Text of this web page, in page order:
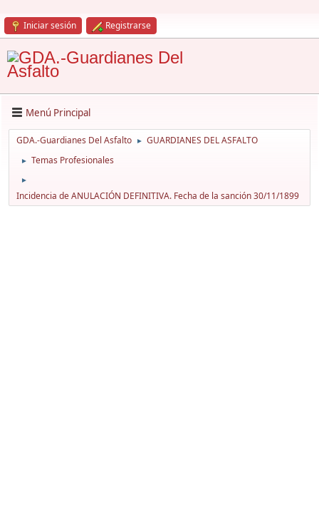
Iniciar sesión Registrarse
Menú Principal
GDA.-Guardianes Del Asfalto ► GUARDIANES DEL ASFALTO
► Temas Profesionales
►
Incidencia de ANULACIÓN DEFINITIVA. Fecha de la sanción 30/11/1899